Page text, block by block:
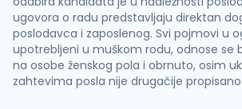
ugovora o radu predstavljaju direktan
poslodavca i zaposlenog. Svi pojmovi u
upotrebljeni u muškom rodu, odnose se
na osobe ženskog pola i obrnuto, osim
zahtevima posla nije drugačije propisano.